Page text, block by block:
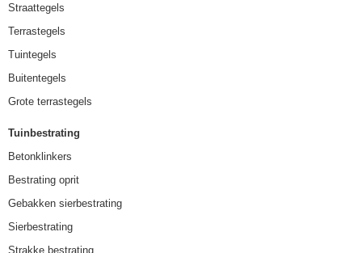
Straattegels
Terrastegels
Tuintegels
Buitentegels
Grote terrastegels
Tuinbestrating
Betonklinkers
Bestrating oprit
Gebakken sierbestrating
Sierbestrating
Strakke bestrating